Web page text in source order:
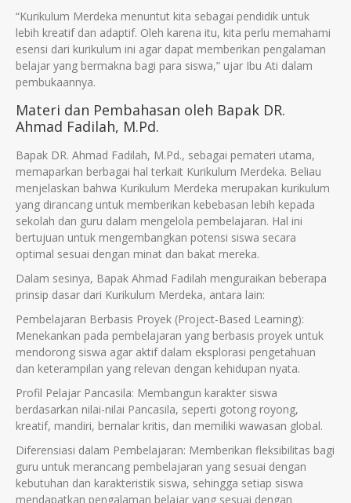
“Kurikulum Merdeka menuntut kita sebagai pendidik untuk
lebih kreatif dan adaptif. Oleh karena itu, kita perlu memahami
esensi dari kurikulum ini agar dapat memberikan pengalaman
belajar yang bermakna bagi para siswa,” ujar Ibu Ati dalam
pembukaannya.
Materi dan Pembahasan oleh Bapak DR.
Ahmad Fadilah, M.Pd.
Bapak DR. Ahmad Fadilah, M.Pd., sebagai pemateri utama,
memaparkan berbagai hal terkait Kurikulum Merdeka. Beliau
menjelaskan bahwa Kurikulum Merdeka merupakan kurikulum
yang dirancang untuk memberikan kebebasan lebih kepada
sekolah dan guru dalam mengelola pembelajaran. Hal ini
bertujuan untuk mengembangkan potensi siswa secara
optimal sesuai dengan minat dan bakat mereka.
Dalam sesinya, Bapak Ahmad Fadilah menguraikan beberapa
prinsip dasar dari Kurikulum Merdeka, antara lain:
Pembelajaran Berbasis Proyek (Project-Based Learning):
Menekankan pada pembelajaran yang berbasis proyek untuk
mendorong siswa agar aktif dalam eksplorasi pengetahuan
dan keterampilan yang relevan dengan kehidupan nyata.
Profil Pelajar Pancasila: Membangun karakter siswa
berdasarkan nilai-nilai Pancasila, seperti gotong royong,
kreatif, mandiri, bernalar kritis, dan memiliki wawasan global.
Diferensiasi dalam Pembelajaran: Memberikan fleksibilitas bagi
guru untuk merancang pembelajaran yang sesuai dengan
kebutuhan dan karakteristik siswa, sehingga setiap siswa
mendapatkan pengalaman belajar yang sesuai dengan